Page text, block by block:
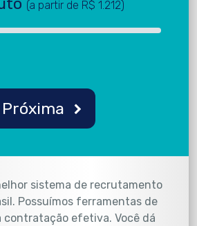
(a partir de R$ 1.212)
Próxima
sistema de recrutamento
Possuímos ferramentas de
contratação efetiva. Você dá